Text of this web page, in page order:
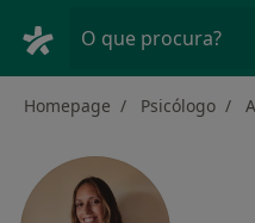
O que procura?
Homepage Psicólogo